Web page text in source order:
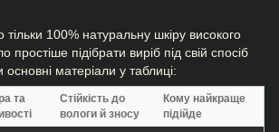
100% натуральну шкіру високого
підібрати виріб під свій спосіб
основні матеріали у таблиці:
та
Стійкість до
вологи й зносу
Кому найкраще
підійде